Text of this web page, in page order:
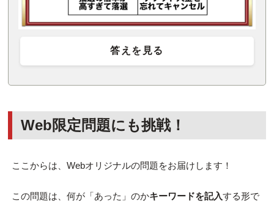
答えを見る
Web限定問題にも挑戦！
ここからは、Webオリジナルの問題をお届けします！
この問題は、何が「あった」のかキーワードを記入する形で